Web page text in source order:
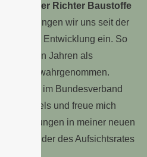
Richter Baustoffe
bringen wir uns seit der
in ihre Entwicklung ein. So
Jahren als
wahrgenommen.
ich mich im Bundesverband
und freue mich
Erfahrungen in meiner neuen
Vorsitzender des Aufsichtsrates